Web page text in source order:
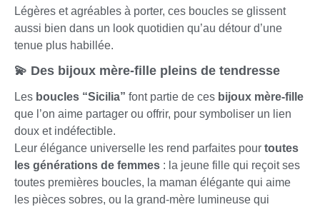
Légères et agréables à porter, ces boucles se glissent
aussi bien dans un look quotidien qu’au détour d’une
tenue plus habillée.
💫 Des bijoux mère-fille pleins de tendresse
Les boucles “Sicilia” font partie de ces bijoux mère-fille
que l’on aime partager ou offrir, pour symboliser un lien
doux et indéfectible.
Leur élégance universelle les rend parfaites pour toutes
les générations de femmes : la jeune fille qui reçoit ses
toutes premières boucles, la maman élégante qui aime
les pièces sobres, ou la grand-mère lumineuse qui